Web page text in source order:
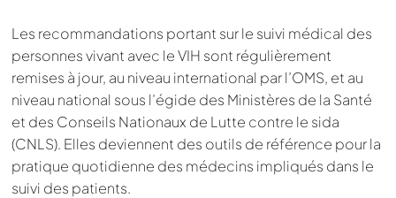
Les recommandations portant sur le suivi médical des
personnes vivant avec le VIH sont régulièrement
remises à jour, au niveau international par l’OMS, et au
niveau national sous l’égide des Ministères de la Santé
et des Conseils Nationaux de Lutte contre le sida
(CNLS). Elles deviennent des outils de référence pour la
pratique quotidienne des médecins impliqués dans le
suivi des patients.